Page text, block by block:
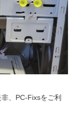
、PC-Fixsをご利